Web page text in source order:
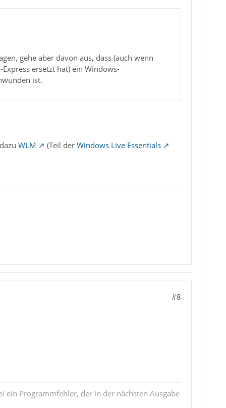
gehe aber davon aus, dass (auch wenn
ersetzt hat) ein Windows-
ist.
WLM (Teil der Windows Live Essentials
#8
ein Programmfehler, der in der nächsten Ausgabe